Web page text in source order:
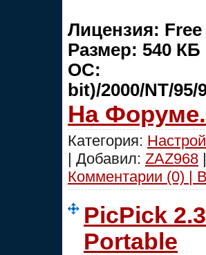
Лицензия: Free
Размер: 540 КБ
ОС:
bit)/2000/NT/95/
На
Категория:
| Добавил: ZAZ968
Комментарии (0) |
PicPick
Portable